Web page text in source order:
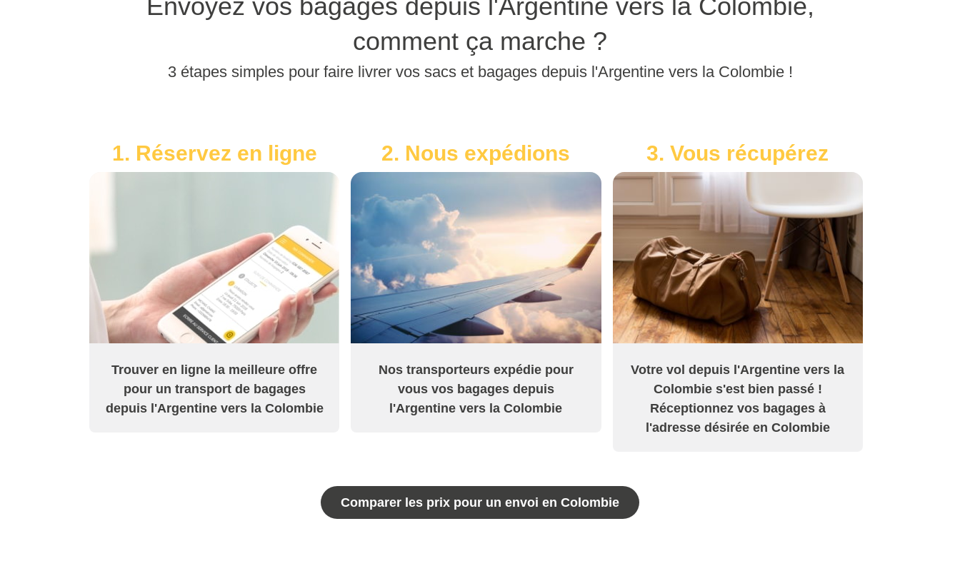
Envoyez vos bagages depuis l'Argentine vers la Colombie,
comment ça marche ?
3 étapes simples pour faire livrer vos sacs et bagages depuis l'Argentine vers la Colombie !
1. Réservez en ligne
Trouver en ligne la meilleure offre
pour un transport de bagages
depuis l'Argentine vers la Colombie
2. Nous expédions
Nos transporteurs expédie pour
vous vos bagages depuis
l'Argentine vers la Colombie
3. Vous récupérez
Votre vol depuis l'Argentine vers la
Colombie s'est bien passé !
Réceptionnez vos bagages à
l'adresse désirée en Colombie
Comparer les prix pour un envoi en Colombie